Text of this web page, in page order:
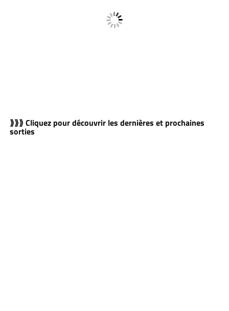
⟫⟫⟫ Cliquez pour découvrir les dernières et prochaines
sorties